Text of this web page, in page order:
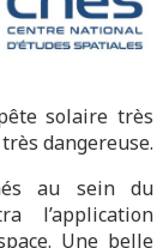
solaire très
dangereuse.
au sein du
l’application
Une belle